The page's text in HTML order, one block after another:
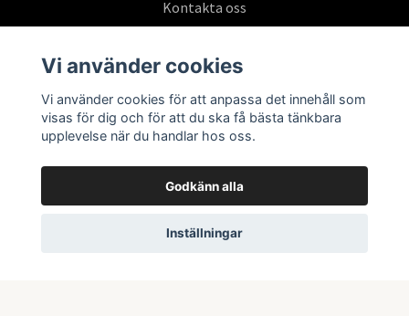
Kontakta oss
Prenumerera på vårt nyhetsbrev
Vi använder cookies
Vi använder cookies för att anpassa det innehåll som
visas för dig och för att du ska få bästa tänkbara
upplevelse när du handlar hos oss.
Godkänn alla
Inställningar